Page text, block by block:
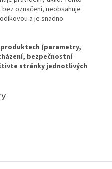
označení, neobsahuje
a je snadno
(parametry,
bezpečnostní
stránky jednotlivých